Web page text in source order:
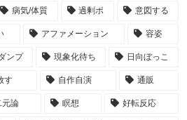
病気/体質 過剰ポ 意図する
アファメーション 容姿
ンプ 現象化待ち 日向ぼっこ
す 自作自演 通販
元論 瞑想 好転反応